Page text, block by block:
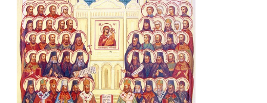
Бережно
собранные
поучения
его
содержат
великую